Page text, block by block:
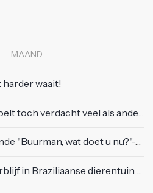
MAAND
waait!
verdacht veel als ander soort work-out
doet u nu?"-scène uit Flodder met Tatjana Šimić
dierentuin en overleeft het niet